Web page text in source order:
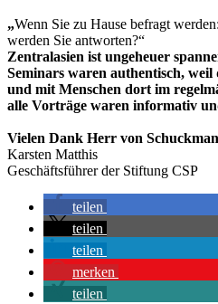
„Wenn Sie zu Hause befragt
werden Sie antworten?“
Zentralasien ist ungeheuer
Seminars waren authentisch,
und mit Menschen dort im
alle Vorträge waren informativ
Vielen Dank Herr von
Karsten Matthis
Geschäftsführer der Stiftung CSP
teilen
teilen
teilen
merken
teilen